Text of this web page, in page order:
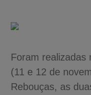
Foram realizadas
(11 e 12 de
Rebouças, as